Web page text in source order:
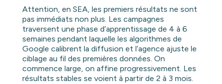
Attention, en SEA, les premiers résultats ne sont
pas immédiats non plus. Les campagnes
traversent une phase d’apprentissage de 4 à 6
semaines pendant laquelle les algorithmes de
Google calibrent la diffusion et l’agence ajuste le
ciblage au fil des premières données. On
commence large, on affine progressivement. Les
résultats stables se voient à partir de 2 à 3 mois.